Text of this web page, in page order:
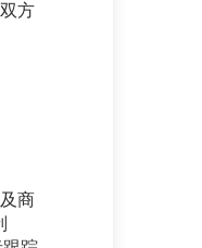
方
商